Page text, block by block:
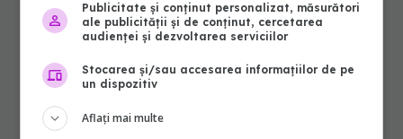
Publicitate și conținut personalizat, măsurători
ale publicității și de conținut, cercetarea
audienței și dezvoltarea serviciilor
Stocarea și/sau accesarea informațiilor de pe
un dispozitiv
Aflați mai multe